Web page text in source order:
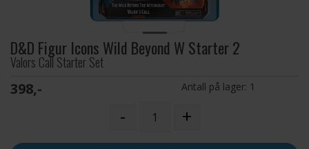
D&D Figur Icons Wild Beyond W Starter 2
Valors Call Starter Set
398,- Antall på lager: 1
- +